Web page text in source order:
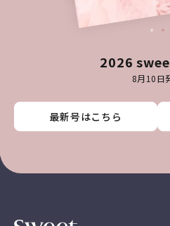
2026
8月10日
最新号はこちら
最新号はこちら
最新号はこちら
最新号はこちら